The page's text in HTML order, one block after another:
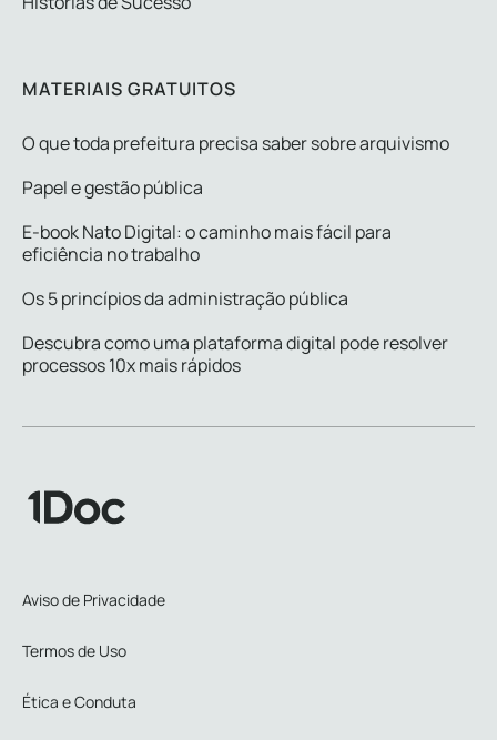
MATERIAIS GRATUITOS
O que toda prefeitura precisa saber sobre arquivismo
Papel e gestão pública
E-book Nato Digital: o caminho mais fácil para
eficiência no trabalho
Os 5 princípios da administração pública
Descubra como uma plataforma digital pode resolver
processos 10x mais rápidos
Aviso de Privacidade
Termos de Uso
Ética e Conduta